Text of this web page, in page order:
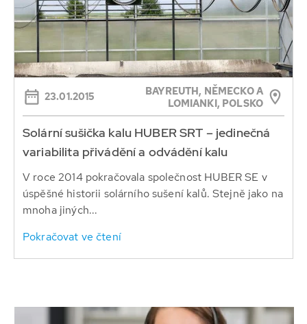
23.01.2015
BAYREUTH, NĚMECKO A
LOMIANKI, POLSKO
Solární sušička kalu HUBER SRT – jedinečná
variabilita přivádění a odvádění kalu
V roce 2014 pokračovala společnost HUBER SE v
úspěšné historii solárního sušení kalů. Stejně jako na
mnoha jiných...
Pokračovat ve čtení